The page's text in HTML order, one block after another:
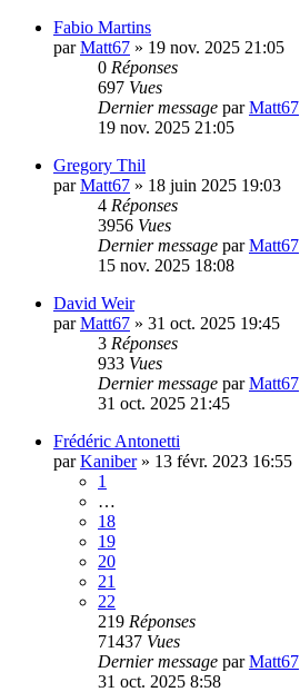
Fabio Martins
parMatt67 » 19 nov. 2025 21:05
0 Réponses
697 Vues
Dernier message parMatt67
19 nov. 2025 21:05
Gregory Thil
parMatt67 » 18 juin 2025 19:03
4 Réponses
3956 Vues
Dernier message parMatt67
15 nov. 2025 18:08
David Weir
parMatt67 » 31 oct. 2025 19:45
3 Réponses
933 Vues
Dernier message parMatt67
31 oct. 2025 21:45
Frédéric Antonetti
parKaniber» 13 févr. 2023 16:55
1
…
18
19
20
21
22
219 Réponses
71437 Vues
Dernier message parMatt67
31 oct. 2025 8:58